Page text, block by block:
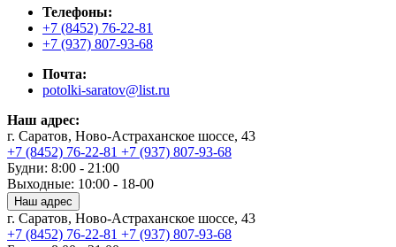
Телефоны:
+7 (8452) 76-22-81
+7 (937) 807-93-68
Почта:
potolki-saratov@list.ru
Наш адрес:
г. Саратов, Ново-Астраханское шоссе, 43
+7 (8452) 76-22-81 +7 (937) 807-93-68
Будни: 8:00 - 21:00
Выходные: 10:00 - 18-00
Наш адрес
г. Саратов, Ново-Астраханское шоссе, 43
+7 (8452) 76-22-81 +7 (937) 807-93-68